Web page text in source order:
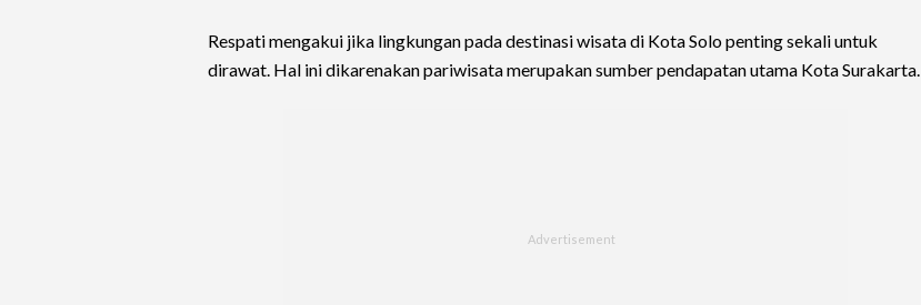
Respati mengakui jika lingkungan pada destinasi wisata di Kota Solo penting sekali untuk
dirawat. Hal ini dikarenakan pariwisata merupakan sumber pendapatan utama Kota Surakarta.